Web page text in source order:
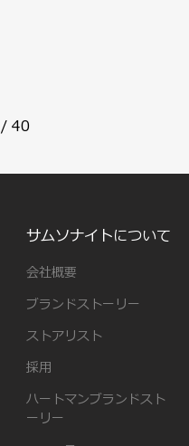
/ 40
サムソナイトについて
会社概要
ブランドストーリー
ストアリスト
採用
ハートマンブランドスト
ーリー